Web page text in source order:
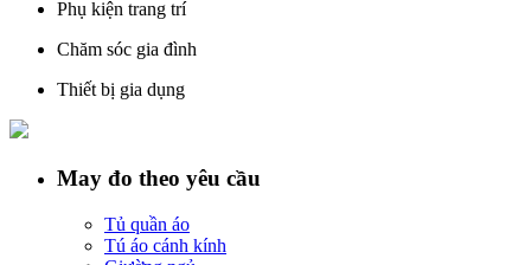
Phụ kiện trang trí
Chăm sóc gia đình
Thiết bị gia dụng
May đo theo yêu cầu
Tủ quần áo
Tú áo cánh kính